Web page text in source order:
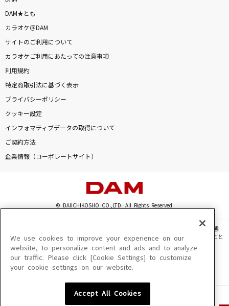
DAM★とも
カラオケ＠DAM
サイトのご利用について
カラオケご利用にあたっての注意事項
利用規約
特定商取引法に基づく表示
プライバシーポリシー
クッキー設定
インフォマティブデータの取得について
ご契約方法
企業情報（コーポレートサイト）
© DAIICHIKOSHO CO.,LTD. All Rights Reserved.
このサイトに掲載されている一切の文章・画像・写真・動画・音声等を、手段や形態
を問わず、著作権法の定める範囲を超えて無断で複製、転載、ファイル化などすること
を禁じます。
楽曲及びコンテンツは、機種によりご利用いただけない場合があります。
楽曲及びコンテンツの配信日、配信内容が変更になる場合があります。
We use cookies to improve your experience on our
website, to personalize content and ads and to analyze
our traffic. Please click [Cookie Settings] to customize
your cookie settings on our website.
Accept All Cookies